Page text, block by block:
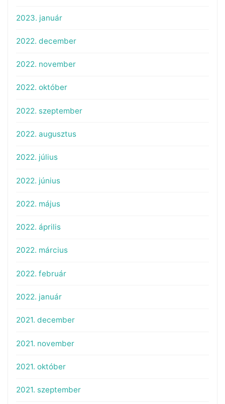
2023. január
2022. december
2022. november
2022. október
2022. szeptember
2022. augusztus
2022. július
2022. június
2022. május
2022. április
2022. március
2022. február
2022. január
2021. december
2021. november
2021. október
2021. szeptember